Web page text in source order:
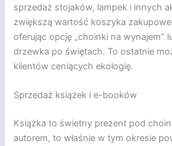
sprzedaż stojaków, lampek i innych
zwiększą wartość koszyka
oferując opcję „choinki na wynajem”
drzewka po świętach. To ostatnie
klientów ceniących ekologię.
Sprzedaż książek i e-booków
Książka to świetny prezent pod
autorem, to właśnie w tym okresie